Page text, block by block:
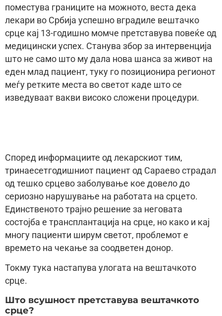
поместува границите на можното, веста дека
лекари во Србија успешно вградиле вештачко
срце кај 13-годишно момче претставува повеќе од
медицински успех. Станува збор за интервенција
што не само што му дала нова шанса за живот на
еден млад пациент, туку го позиционира регионот
меѓу ретките места во светот каде што се
изведуваат вакви високо сложени процедури.
Според информациите од лекарскиот тим,
тринаесетгодишниот пациент од Сараево страдал
од тешко срцево заболување кое довело до
сериозно нарушување на работата на срцето.
Единственото трајно решение за неговата
состојба е трансплантација на срце, но како и кај
многу пациенти ширум светот, проблемот е
времето на чекање за соодветен донор.
Токму тука настапува улогата на вештачкото
срце.
Што всушност претставува вештачкото
срце?